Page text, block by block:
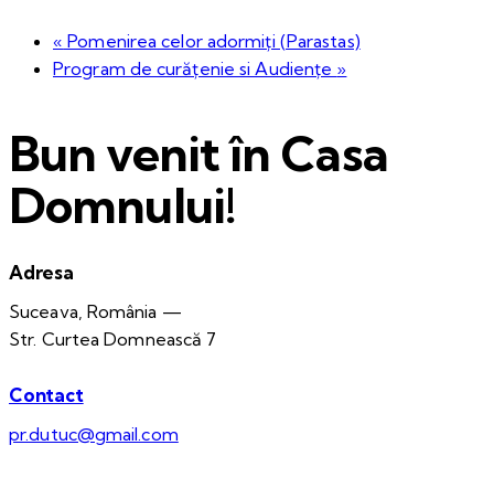
« Pomenirea celor adormiți (Parastas)
Program de curățenie si Audiențe »
Bun venit în Casa
Domnului!
Adresa
Suceava, România —
Str. Curtea Domnească 7
Contact
pr.dutuc@gmail.com